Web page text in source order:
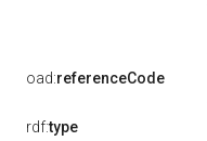
oad:referenceCode
rdf:type